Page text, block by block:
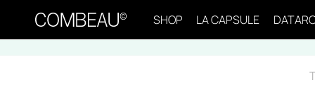
Ignorer et passer au contenu
SHOP LA CAPSULE